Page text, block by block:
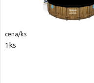
cena/ks
1ks